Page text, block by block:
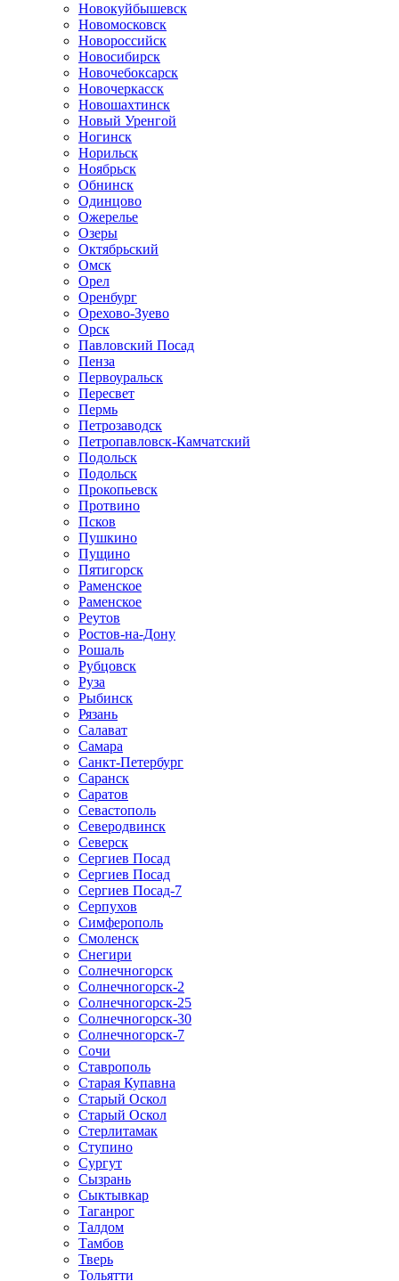
Новокуйбышевск
Новомосковск
Новороссийск
Новосибирск
Новочебоксарск
Новочеркасск
Новошахтинск
Новый Уренгой
Ногинск
Норильск
Ноябрьск
Обнинск
Одинцово
Ожерелье
Озеры
Октябрьский
Омск
Орел
Оренбург
Орехово-Зуево
Орск
Павловский Посад
Пенза
Первоуральск
Пересвет
Пермь
Петрозаводск
Петропавловск-Камчатский
Подольск
Подольск
Прокопьевск
Протвино
Псков
Пушкино
Пущино
Пятигорск
Раменское
Раменское
Реутов
Ростов-на-Дону
Рошаль
Рубцовск
Руза
Рыбинск
Рязань
Салават
Самара
Санкт-Петербург
Саранск
Саратов
Севастополь
Северодвинск
Северск
Сергиев Посад
Сергиев Посад
Сергиев Посад-7
Серпухов
Симферополь
Смоленск
Снегири
Солнечногорск
Солнечногорск-2
Солнечногорск-25
Солнечногорск-30
Солнечногорск-7
Сочи
Ставрополь
Старая Купавна
Старый Оскол
Старый Оскол
Стерлитамак
Ступино
Сургут
Сызрань
Сыктывкар
Таганрог
Талдом
Тамбов
Тверь
Тольятти